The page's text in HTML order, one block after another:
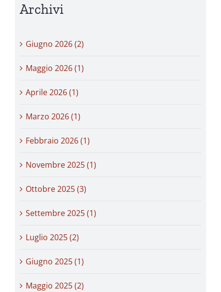
Archivi
Giugno 2026 (2)
Maggio 2026 (1)
Aprile 2026 (1)
Marzo 2026 (1)
Febbraio 2026 (1)
Novembre 2025 (1)
Ottobre 2025 (3)
Settembre 2025 (1)
Luglio 2025 (2)
Giugno 2025 (1)
Maggio 2025 (2)